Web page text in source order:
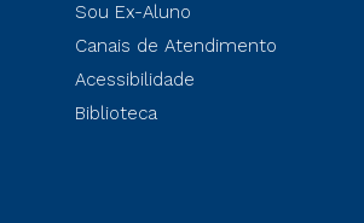
Sou Ex-Aluno
Canais de Atendimento
Acessibilidade
Biblioteca